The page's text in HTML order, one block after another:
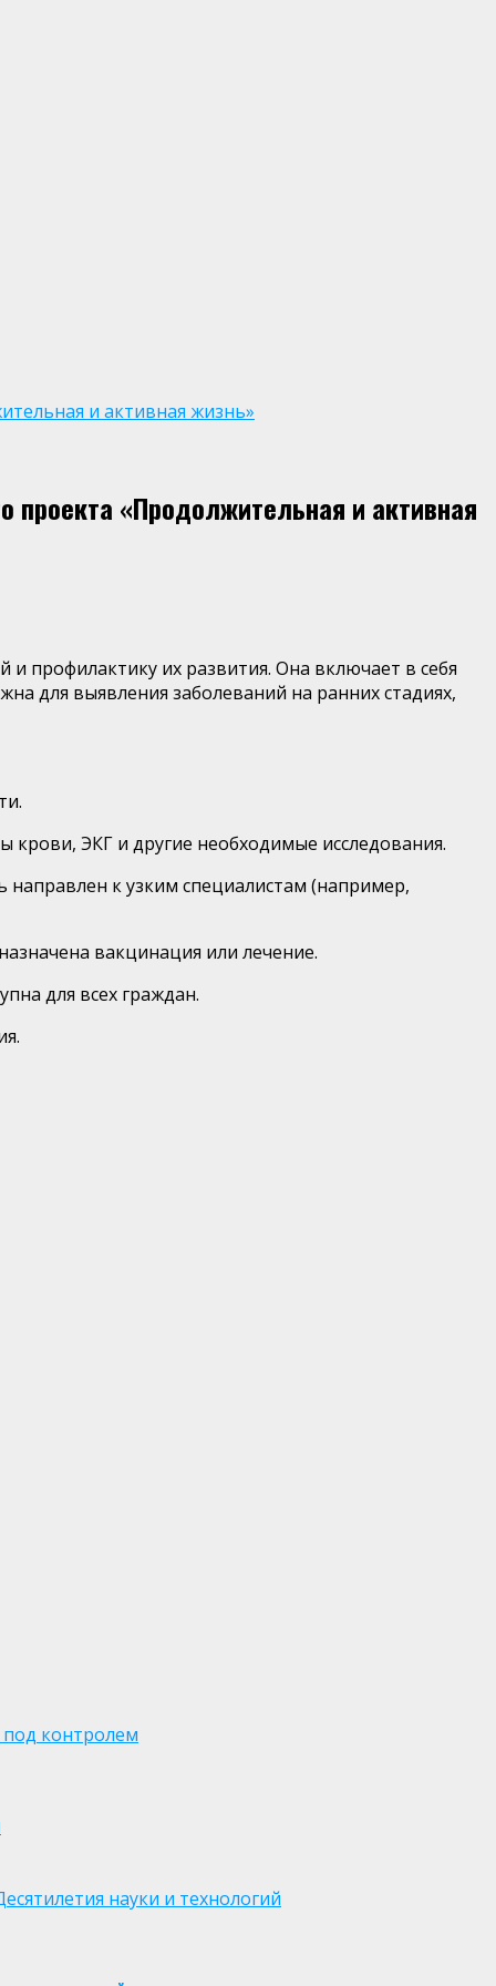
и активная жизнь»
проекта «Продолжительная и активная
профилактику их развития. Она включает в себя
для выявления заболеваний на ранних стадиях,
крови, ЭКГ и другие необходимые исследования.
к узким специалистам (например,
вакцинация или лечение.
для всех граждан.
контролем
науки и технологий